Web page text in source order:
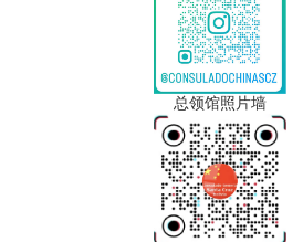
总领馆照片墙